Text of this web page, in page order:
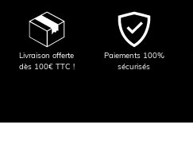
Livraison offerte
dès 100€ TTC !
Paiements 100%
sécurisés